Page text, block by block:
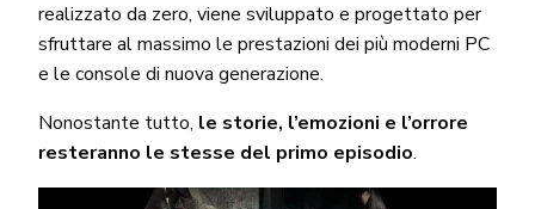
realizzato da zero, viene sviluppato e progettato per
sfruttare al massimo le prestazioni dei più moderni PC
e le console di nuova generazione.
Nonostante tutto, le storie, l’emozioni e l’orrore
resteranno le stesse del primo episodio.